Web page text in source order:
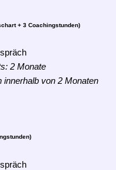
+ 3 Coachingstunden)
2 Monate
von 2 Monaten